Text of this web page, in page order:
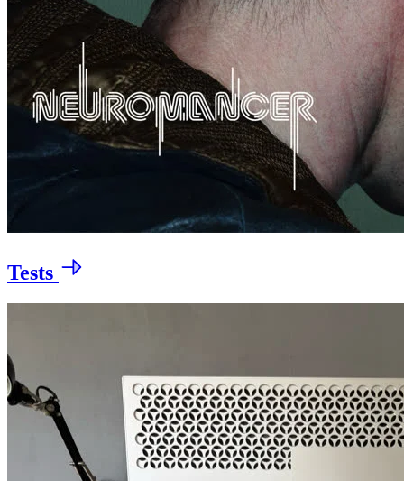
Tests